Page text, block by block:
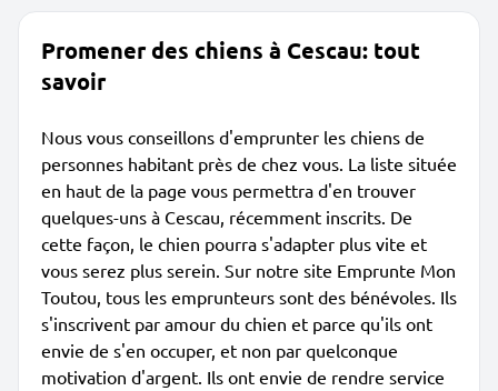
Promener des chiens à Cescau: tout
savoir
Nous vous conseillons d'emprunter les chiens de
personnes habitant près de chez vous. La liste située
en haut de la page vous permettra d'en trouver
quelques-uns à Cescau, récemment inscrits. De
cette façon, le chien pourra s'adapter plus vite et
vous serez plus serein. Sur notre site Emprunte Mon
Toutou, tous les emprunteurs sont des bénévoles. Ils
s'inscrivent par amour du chien et parce qu'ils ont
envie de s'en occuper, et non par quelconque
motivation d'argent. Ils ont envie de rendre service